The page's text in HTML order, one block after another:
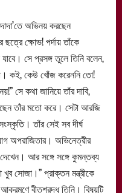
অভিনয় করছেন
ছত্রে ক্ষোভ! পর্দায় তাঁকে
যাবে। সে প্রসঙ্গ তুলে তিনি বলেন,
কই, কেউ খোঁজ করেননি তো!
সে কথা জানিয়ে তাঁর দাবি,
তাঁর মতো করে। সেটা আরজি
তাঁর সেই সব দীর্ঘ
অপরাজিতার। অভিনেত্রীর
আর সঙ্গে সঙ্গে কুমন্তব্য
খুব সোজা।” প্রাক্তন মন্ত্রীকে
আক্রমণে বীতশ্রদ্ধ তিনি। বিষয়টি